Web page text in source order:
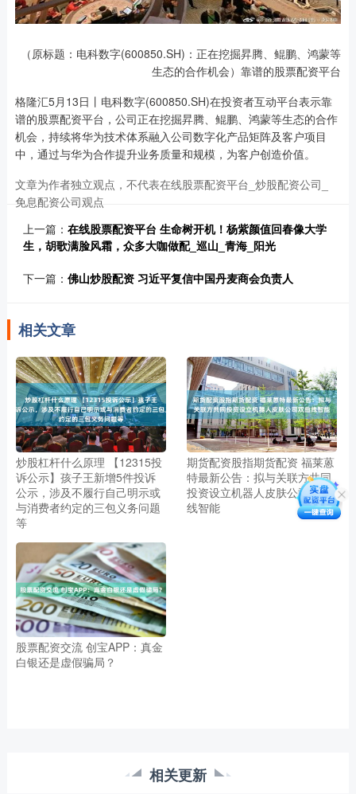
（原标题：电科数字(600850.SH)：正在挖掘昇腾、鲲鹏、鸿蒙等
生态的合作机会）靠谱的股票配资平台
格隆汇5月13日丨电科数字(600850.SH)在投资者互动平台表示靠
谱的股票配资平台，公司正在挖掘昇腾、鲲鹏、鸿蒙等生态的合作
机会，持续将华为技术体系融入公司数字化产品矩阵及客户项目
中，通过与华为合作提升业务质量和规模，为客户创造价值。
文章为作者独立观点，不代表在线股票配资平台_炒股配资公司_
免息配资公司观点
上一篇： 在线股票配资平台 生命树开机！杨紫颜值回春像大学
生，胡歌满脸风霜，众多大咖做配_巡山_青海_阳光
下一篇： 佛山炒股配资 习近平复信中国丹麦商会负责人
相关文章
炒股杠杆什么原理 【12315投
诉公示】孩子王新增5件投诉
公示，涉及不履行自己明示或
与消费者约定的三包义务问题
等
期货配资股指期货配资 福莱蒽
特最新公告：拟与关联方共同
投资设立机器人皮肤公司双曲
线智能
股票配资交流 创宝APP：真金
白银还是虚假骗局？
相关更新